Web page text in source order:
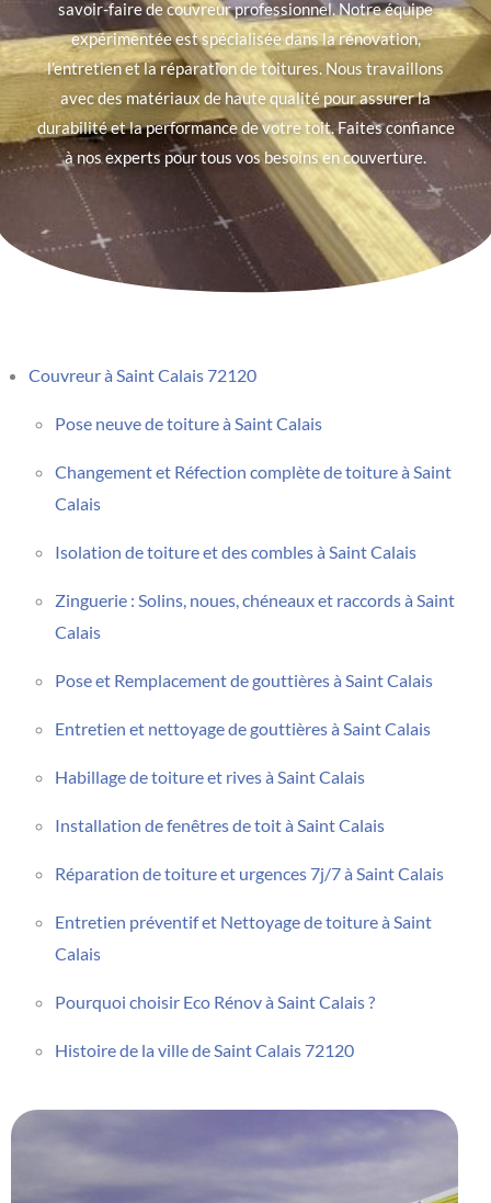
savoir-faire de couvreur professionnel. Notre équipe
expérimentée est spécialisée dans la rénovation,
l’entretien et la réparation de toitures. Nous travaillons
avec des matériaux de haute qualité pour assurer la
durabilité et la performance de votre toit. Faites confiance
à nos experts pour tous vos besoins en couverture.
Couvreur à Saint Calais 72120
Pose neuve de toiture à Saint Calais
Changement et Réfection complète de toiture à Saint
Calais
Isolation de toiture et des combles à Saint Calais
Zinguerie : Solins, noues, chéneaux et raccords à Saint
Calais
Pose et Remplacement de gouttières à Saint Calais
Entretien et nettoyage de gouttières à Saint Calais
Habillage de toiture et rives à Saint Calais
Installation de fenêtres de toit à Saint Calais
Réparation de toiture et urgences 7j/7 à Saint Calais
Entretien préventif et Nettoyage de toiture à Saint
Calais
Pourquoi choisir Eco Rénov à Saint Calais ?
Histoire de la ville de Saint Calais 72120